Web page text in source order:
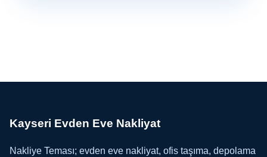
Kayseri Evden Eve Nakliyat
Nakliye Teması; evden eve nakliyat, ofis taşıma, depolama